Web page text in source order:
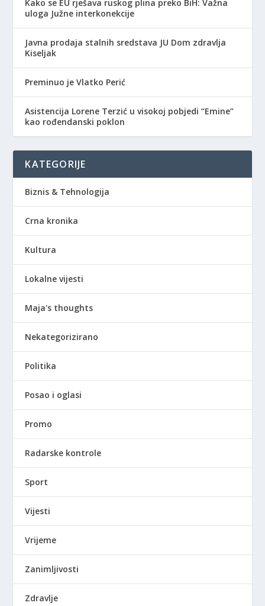
Kako se EU rješava ruskog plina preko BiH: Važna
uloga Južne interkonekcije
Javna prodaja stalnih sredstava JU Dom zdravlja
Kiseljak
Preminuo je Vlatko Perić
Asistencija Lorene Terzić u visokoj pobjedi “Emine”
kao rođendanski poklon
KATEGORIJE
Biznis & Tehnologija
Crna kronika
Kultura
Lokalne vijesti
Maja's thoughts
Nekategorizirano
Politika
Posao i oglasi
Promo
Radarske kontrole
Sport
Vijesti
Vrijeme
Zanimljivosti
Zdravlje